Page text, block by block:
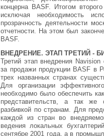
концерна BASF. Итогом
исключая необходимость
прозрачность деятельности
отчетности. На этом был
BASF.
ВНЕДРЕНИЕ. ЭТАП ТРЕТИЙ -
Третий этап внедрения
за продажи продукции BASF в
трех названных странах
Для организации
необходимо было обеспечить
представительств, а так же
разбивкой по странам. Для
каждой из стран во
ведения локальных
сентябре 2001 года, а в